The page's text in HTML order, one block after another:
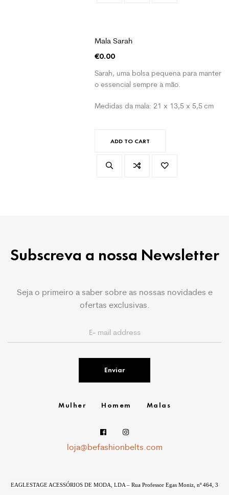
Mala Sarah
€0.00
Sarah, uma bolsa pequena para manter
o essencial sempre à mão.
Medidas da mala: 21 x 13,5 x 5,5 cm
ADD TO CART
Subscreva a nossa Newsletter
Seja o primeiro a saber sobre as nossas novidades e
ofertas exclusivas.
Enviar
Mulher Homem Malas
loja@befashionbelts.com
EAGLESTAGE ACESSÓRIOS DE MODA, LDA – Rua Professor Egas Moniz, nº 464, 3